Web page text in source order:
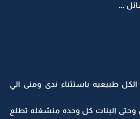
...
الكل طبيعيه باستثناء ندى ومنى الي
وحتى البنات كل وحده منشغله تطلع